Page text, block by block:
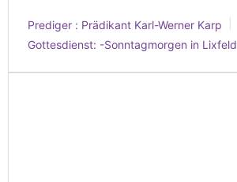
Prediger : Prädikant Karl-Werner Karp
Gottesdienst: -Sonntagmorgen in Lixfeld